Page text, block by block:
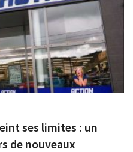
ses limites : un
de nouveaux